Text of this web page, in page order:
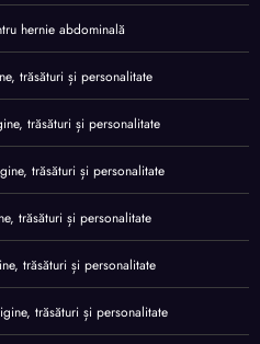
hernie abdominală
trăsături și personalitate
trăsături și personalitate
trăsături și personalitate
trăsături și personalitate
trăsături și personalitate
trăsături și personalitate